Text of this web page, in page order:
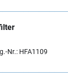
Nr.: HFA1109